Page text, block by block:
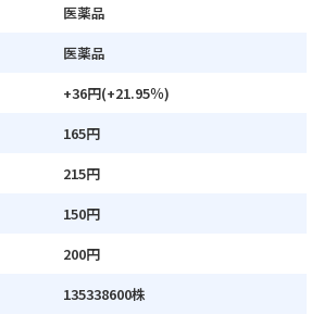
医薬品
医薬品
+36円(+21.95％)
165円
215円
150円
200円
135338600株